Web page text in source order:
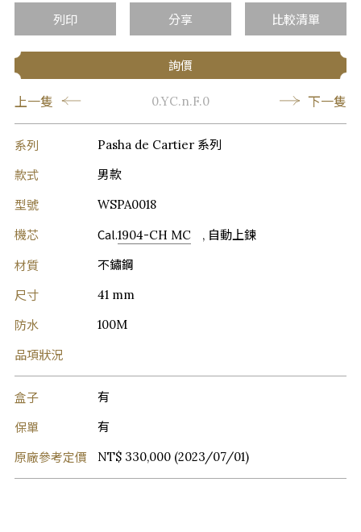
列印 分享 比較清單
詢價
上一隻 0.YC.n.F.0 下一隻
系列 Pasha de Cartier 系列
款式 男款
型號 WSPA0018
機芯 Cal.1904-CH MC , 自動上鍊
材質 不鏽鋼
尺寸 41 mm
防水 100M
品項狀況
盒子 有
保單 有
原廠參考定價 NT$ 330,000 (2023/07/01)